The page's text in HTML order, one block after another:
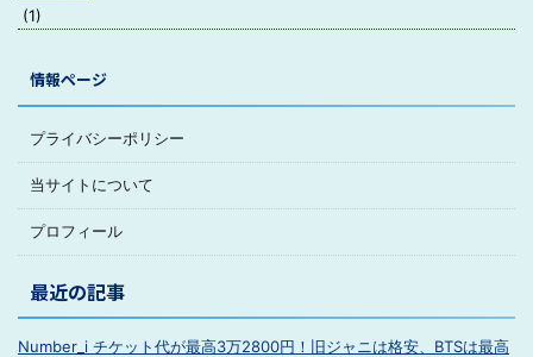
(1)
情報ページ
プライバシーポリシー
当サイトについて
プロフィール
最近の記事
Number_i チケット代が最高3万2800円！旧ジャニは格安、BTSは最高